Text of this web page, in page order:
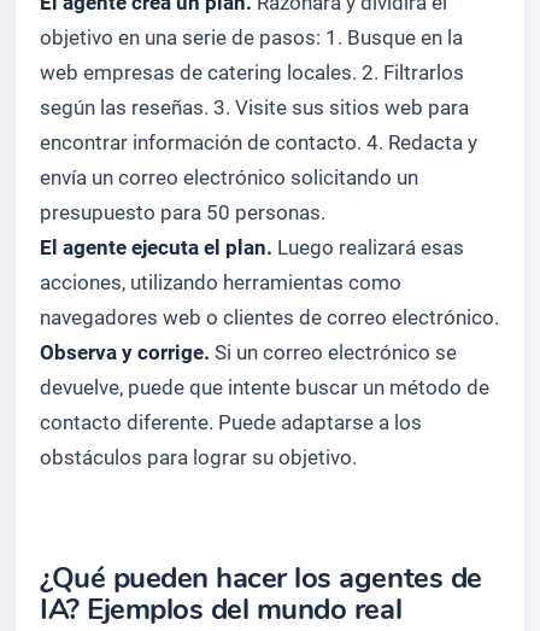
objetivo en una serie de pasos: 1. Busque en la
web empresas de catering locales. 2. Filtrarlos
según las reseñas. 3. Visite sus sitios web para
encontrar información de contacto. 4. Redacta y
envía un correo electrónico solicitando un
presupuesto para 50 personas.
El agente ejecuta el plan. Luego realizará esas
acciones, utilizando herramientas como
navegadores web o clientes de correo electrónico.
Observa y corrige. Si un correo electrónico se
devuelve, puede que intente buscar un método de
contacto diferente. Puede adaptarse a los
obstáculos para lograr su objetivo.
¿Qué pueden hacer los agentes de
IA? Ejemplos del mundo real